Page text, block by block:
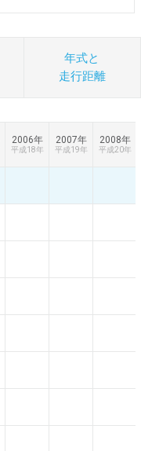
年式と
走行距離
2006年
平成18年
2007年
平成19年
2008年
平成20年